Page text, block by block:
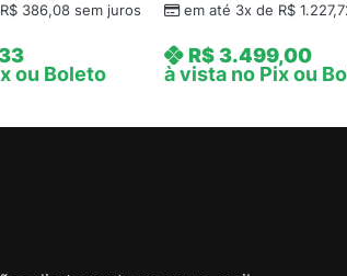
R$386,08sem juros
ou Boleto
em até 3x de R$
R$3.499,00
à vista no Pix ou